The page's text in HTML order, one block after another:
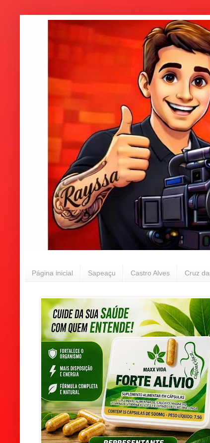
Página inicial Sapeaçu Castro Alves Cruz